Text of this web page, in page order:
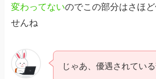
変わってないのでこの部分はさほ
せんね
じゃあ、優遇されてい